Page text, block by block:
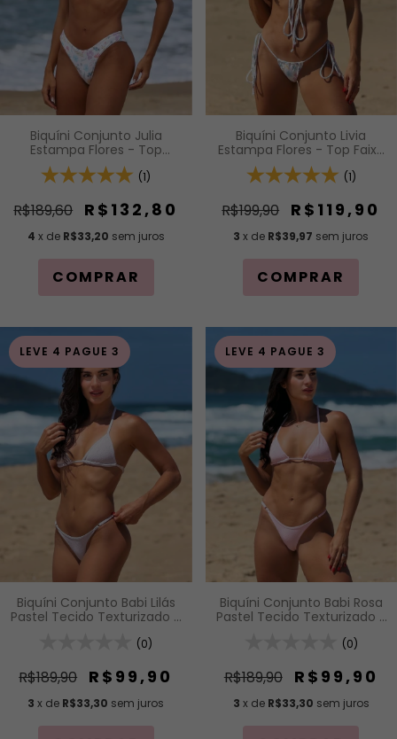
Biquíni Conjunto Julia
Estampa Flores - Top
Cortininha Fixa com Bojo
Removível e Calcinha Asa
Levanta)
(1)
R$189,60 R$132,80
4 x de R$33,20 sem juros
COMPRAR
Biquíni Conjunto Livia
Estampa Flores - Top Faixa
com Amarração Frontal e
Alças de Regulagem e
Cortininha
(1)
R$199,90 R$119,90
3 x de R$39,97 sem juros
COMPRAR
LEVE 4 PAGUE 3
Biquíni Conjunto Babi Lilás
Pastel Tecido Texturizado -
Calcinha Fio com
Para Bronzeado)
(0)
R$189,90 R$99,90
3 x de R$33,30 sem juros
LEVE 4 PAGUE 3
Biquíni Conjunto Babi Rosa
Pastel Tecido Texturizado -
Calcinha Fio com
Para Bronzeado)
(0)
R$189,90 R$99,90
3 x de R$33,30 sem juros